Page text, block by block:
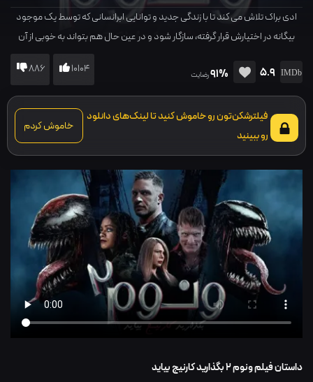
ادی براک تلاش می کند تا با زندگی جدید و توانایی ابرانسانی که توسط یک موجود
بیگانه در اختیارش قرار گرفته، سازگار شود و در عین حال هم بتواند به خوبی از آن
استفاده کند. براک سعی می کند با قاتل زنجیره ای کلتوس کاسدی مصاحبه کند، اما
او پس از یک اعدام ناموفق از زندان فرار می کند، دوباره دست به کشتار می زند ...
5.9
91%رضایت 10104
886
فیلترشکن‌تون رو خاموش کنید تا لینک‌های دانلود
رو ببینید
خاموش کردم
داستان فیلم ونوم 2 بگذارید کارنیج بیاید